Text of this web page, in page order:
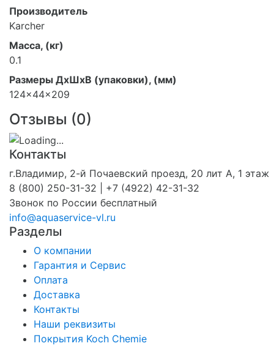
Производитель
Karcher
Масса, (кг)
0.1
Размеры ДхШхВ (упаковки), (мм)
124x44x209
Отзывы (0)
Контакты
г.Владимир, 2-й Почаевский проезд, 20 лит А, 1 этаж
8 (800) 250-31-32 | +7 (4922) 42-31-32
Звонок по России бесплатный
info@aquaservice-vl.ru
Разделы
О компании
Гарантия и Сервис
Оплата
Доставка
Контакты
Наши реквизиты
Покрытия Koch Chemie